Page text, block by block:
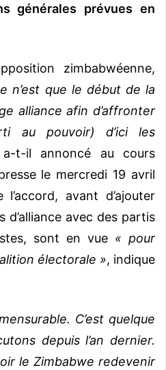
générales prévues en
zimbabwéenne,
n’est que le début de la
alliance afin d’affronter
au pouvoir) d’ici les
t-il annoncé au cours
le mercredi 19 avril
avant d’ajouter
d’alliance avec des partis
sont en vue « pour
électorale », indique
C’est quelque
depuis l’an dernier.
le Zimbabwe redevenir